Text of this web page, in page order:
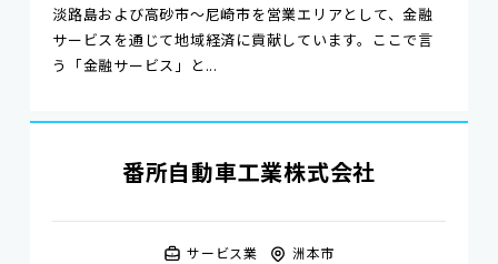
淡路島および高砂市～尼崎市を営業エリアとして、金融
サービスを通じて地域経済に貢献しています。ここで言
う「金融サービス」と...
番所自動車工業株式会社
サービス業 洲本市